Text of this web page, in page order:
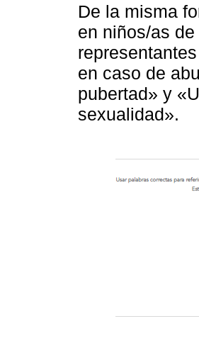
De la misma
en niños/as
en caso de
pubertad» y
sexualidad».